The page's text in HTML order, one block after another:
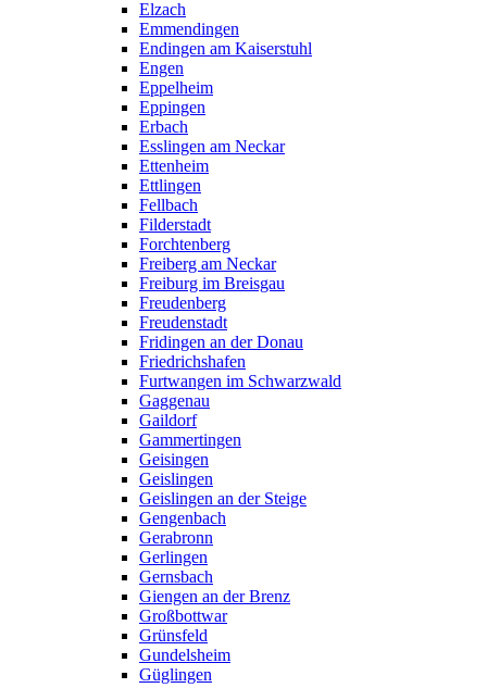
Elzach
Emmendingen
Endingen am Kaiserstuhl
Engen
Eppelheim
Eppingen
Erbach
Esslingen am Neckar
Ettenheim
Ettlingen
Fellbach
Filderstadt
Forchtenberg
Freiberg am Neckar
Freiburg im Breisgau
Freudenberg
Freudenstadt
Fridingen an der Donau
Friedrichshafen
Furtwangen im Schwarzwald
Gaggenau
Gaildorf
Gammertingen
Geisingen
Geislingen
Geislingen an der Steige
Gengenbach
Gerabronn
Gerlingen
Gernsbach
Giengen an der Brenz
Großbottwar
Grünsfeld
Gundelsheim
Güglingen